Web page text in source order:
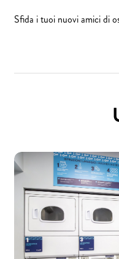
Sfida i tuoi nuovi amici di